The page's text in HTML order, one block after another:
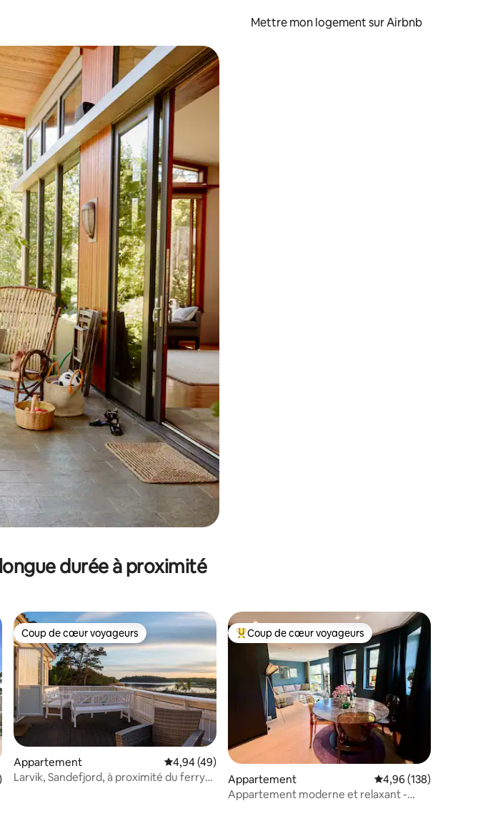
Mettre mon logement sur Airbnb
parcourir ou en appuyant et en faisant glisser.
durée à proximité
moyenne sur la base de 13 commentaires : 5 sur 5
Coup de cœur voyageurs
Coup de cœur voyageurs
Appartement Évaluation moyenne sur la base de 49 commentaires : 4,94 sur 5
4,94 (49)
Larvik, Sandefjord, à proximité du ferry
Coups de cœur voyageurs les plus appréciés
Coup de cœur voyageurs
Appartement Évaluation moyenne
4,96 (138)
Appartement moderne et relaxant -